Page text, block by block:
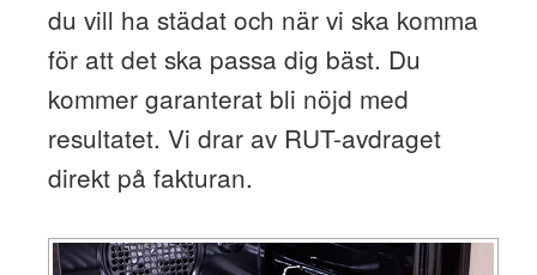
du vill ha städat och när vi ska komma
för att det ska passa dig bäst. Du
kommer garanterat bli nöjd med
resultatet. Vi drar av RUT-avdraget
direkt på fakturan.